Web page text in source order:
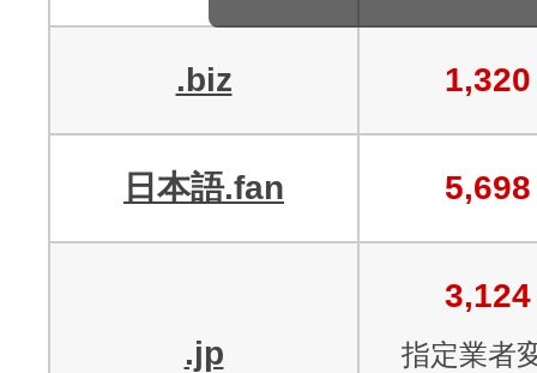
メール配信システム
得に！
メールマーケティング
ドメインでお小遣い稼ぎ
ドメインパーキング
お問い合わせ
.biz 1,320
日本語.fan 5,698
.jp
3,124
指定業者